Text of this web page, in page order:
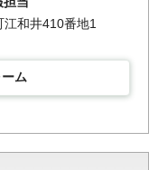
和井410番地1
ム